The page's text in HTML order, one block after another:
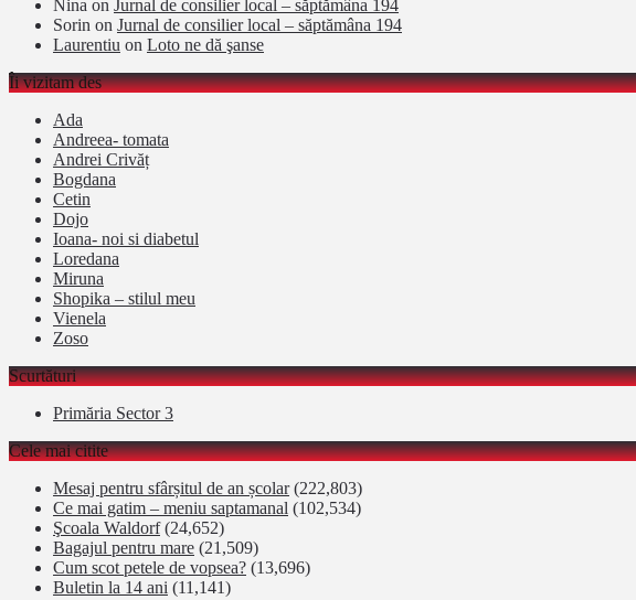
Nina on Jurnal de consilier local – săptămâna 194
Sorin on Jurnal de consilier local – săptămâna 194
Laurentiu on Loto ne dă şanse
Îi vizitam des
Ada
Andreea- tomata
Andrei Crivăț
Bogdana
Cetin
Dojo
Ioana- noi si diabetul
Loredana
Miruna
Shopika – stilul meu
Vienela
Zoso
Scurtături
Primăria Sector 3
Cele mai citite
Mesaj pentru sfârșitul de an școlar (222,803)
Ce mai gatim – meniu saptamanal (102,534)
Şcoala Waldorf (24,652)
Bagajul pentru mare (21,509)
Cum scot petele de vopsea? (13,696)
Buletin la 14 ani (11,141)